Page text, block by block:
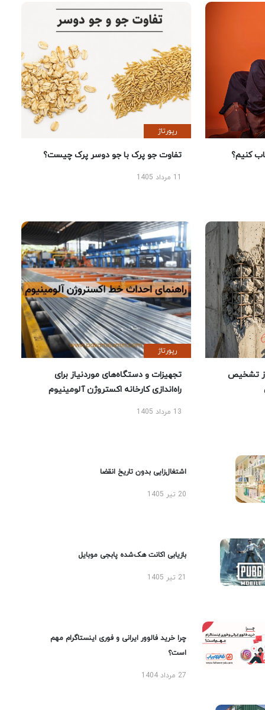
کنیم؟
رپورتاژ
تفاوت جو پرک با جو دوسر پرک چیست؟
تشخیص
رپورتاژ
تجهیزات و دستگاه‌های موردنیاز برای
راه‌اندازی کارخانه اکستروژن آلومینیوم
13 مرداد 1405
اشتغال‌زایی بدون تاریخ انقضا
20 تیر 1405
بازیابی اکانت هک‌شده پابجی موبایل
چرا خرید فالوور ایرانی و فوری اینستاگرام مهم
است؟
27 مرداد 1404